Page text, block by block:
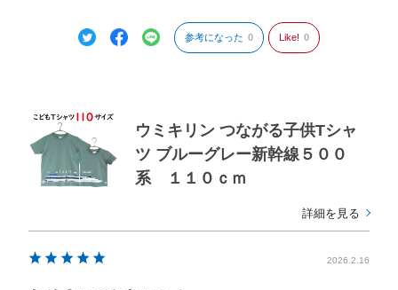
参考になった 0 Like! 0
ウミキリン つながる子供Tシャ
ツ ブルーグレー新幹線５００
系 １１０ｃｍ
詳細を見る
2026.2.16